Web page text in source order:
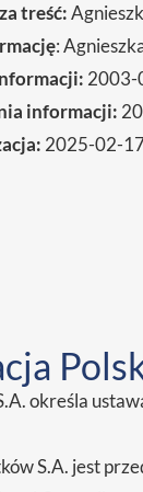
treść:
:
2003-
informacji:
2025-02-
określa
S.A. jest